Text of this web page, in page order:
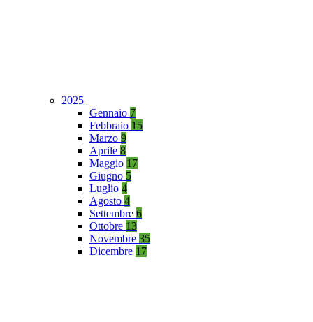
2025
Gennaio 7
Febbraio 15
Marzo 9
Aprile 8
Maggio 17
Giugno 5
Luglio 4
Agosto 4
Settembre 6
Ottobre 13
Novembre 35
Dicembre 17